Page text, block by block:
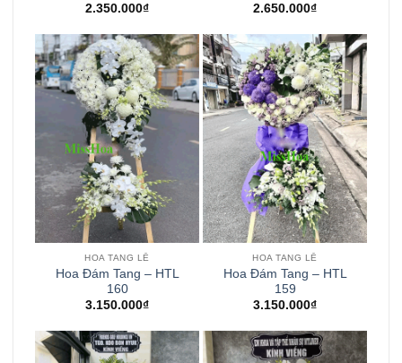
2.350.000₫
2.650.000₫
HOA TANG LỄ
Hoa Đám Tang – HTL
160
3.150.000₫
HOA TANG LỄ
Hoa Đám Tang – HTL
159
3.150.000₫